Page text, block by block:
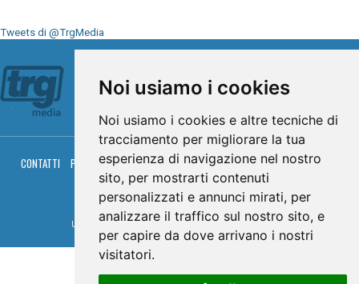
Noi usiamo i cookies
Noi usiamo i cookies e altre tecniche di
tracciamento per migliorare la tua
esperienza di navigazione nel nostro
sito, per mostrarti contenuti
personalizzati e annunci mirati, per
analizzare il traffico sul nostro sito, e
per capire da dove arrivano i nostri
visitatori.
Tweets di @TrgMedia
CONTATTI PRIVACY COOKIES PALINSESTO DIRETTA TV
DIRETTA RADIO
RGM HITRADIO
© TRG Media 2005-2026
Umbria Televisioni s.r.l. - P.I.00496230541 - www.trgmedia.it - Powered by